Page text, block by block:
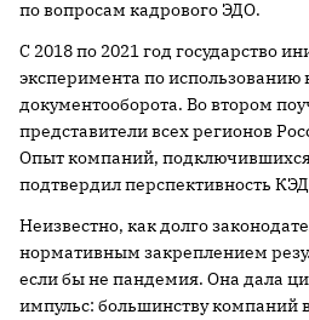
по вопросам кадрового ЭДО.
С 2018 по 2021 год государство
эксперимента по использованию
документооборота. Во втором
представители всех регионов
Опыт компаний,
подтвердил перспективность
Неизвестно, как долго
нормативным закреплением
если бы не пандемия. Она дала
импульс: большинству компаний